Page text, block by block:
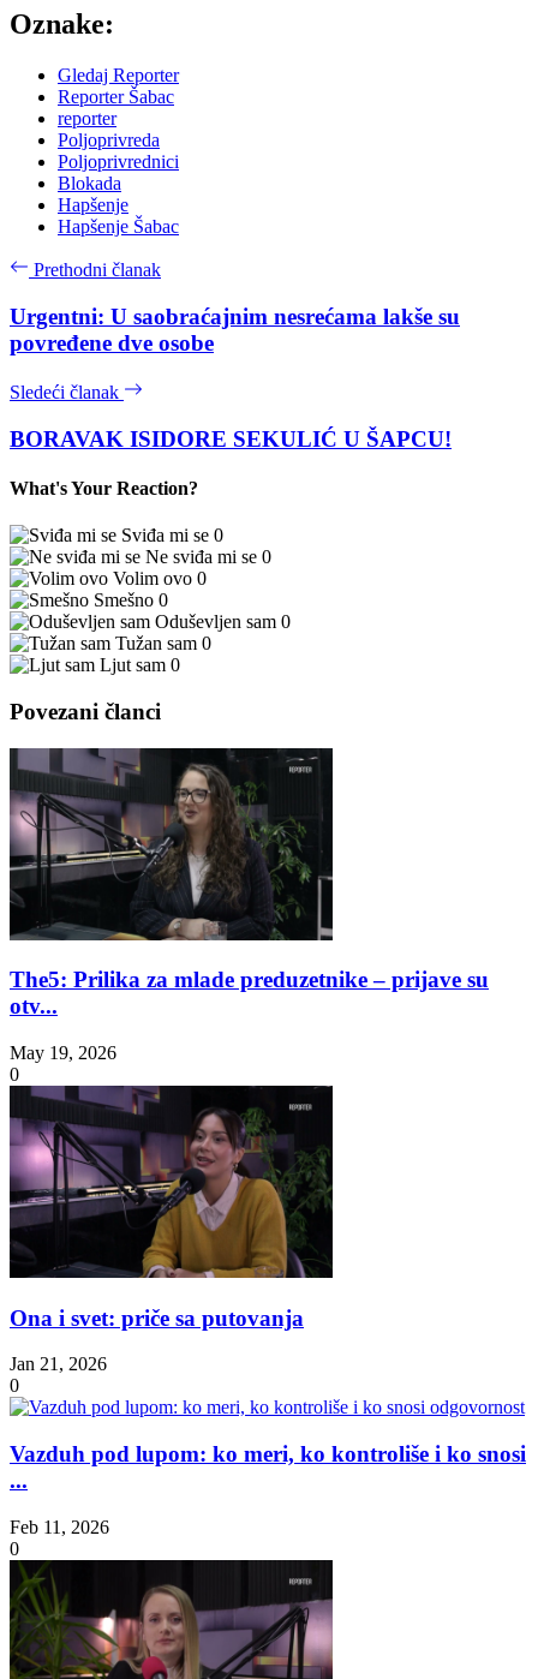
Oznake:
Gledaj Reporter
Reporter Šabac
reporter
Poljoprivreda
Poljoprivrednici
Blokada
Hapšenje
Hapšenje Šabac
Prethodni članak
Urgentni: U saobraćajnim nesrećama lakše su
povređene dve osobe
Sledeći članak
BORAVAK ISIDORE SEKULIĆ U ŠAPCU!
What's Your Reaction?
Sviđa mi se 0
Ne sviđa mi se 0
Volim ovo 0
Smešno 0
Oduševljen sam 0
Tužan sam 0
Ljut sam 0
Povezani članci
The5: Prilika za mlade preduzetnike – prijave su
otv...
May 19, 2026
0
Ona i svet: priče sa putovanja
Jan 21, 2026
0
Vazduh pod lupom: ko meri, ko kontroliše i ko snosi
...
Feb 11, 2026
0